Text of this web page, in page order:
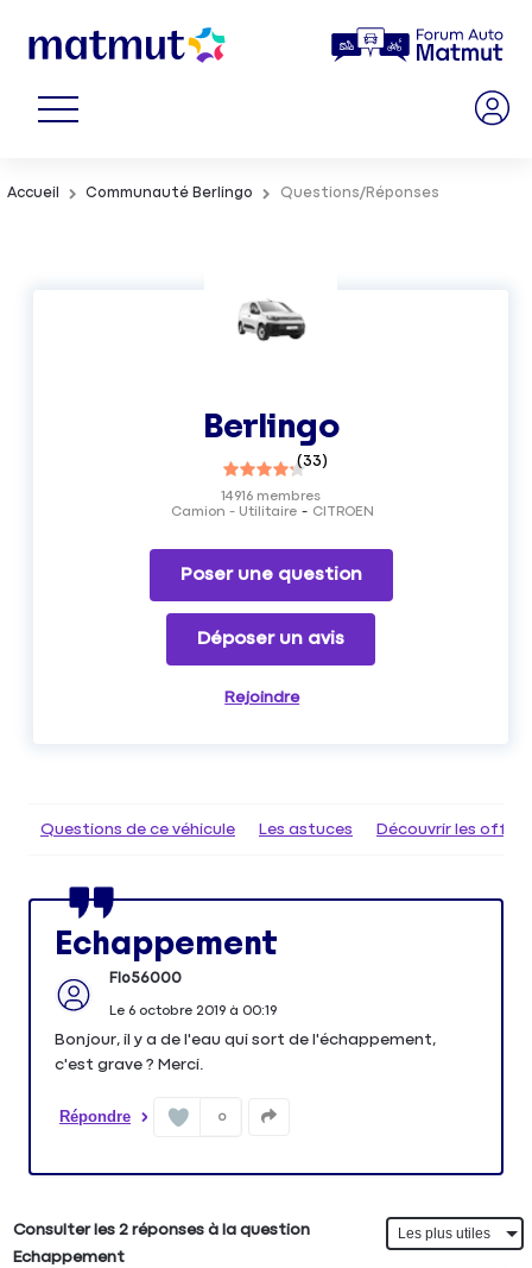
Accueil Communauté Berlingo Questions/Réponses
Berlingo
(33)
Camion - Utilitaire CITROEN
14916 membres
Poser une question
Déposer un avis
Rejoindre
Questions de ce véhicule Les astuces Découvrir les
Echappement
Flo56000
Le 6 octobre 2019à 00:19
Bonjour, il y a de l'eau qui sort de l'échappement,
c'est grave ? Merci.
Répondre 0
Consulter les 2 réponses à la question
Echappement